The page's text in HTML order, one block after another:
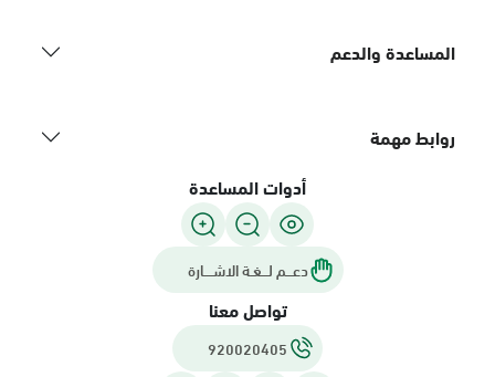
المساعدة والدعم
روابط مهمة
أدوات المساعدة
دعـــم لـــغـة الاشــــارة
تواصل معنا
920020405